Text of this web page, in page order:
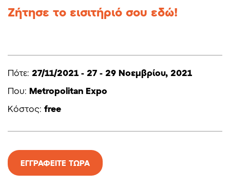
Ζήτησε το εισιτήριό σου εδώ!
Πότε: 27/11/2021 - 27 - 29 Νοεμβρίου, 2021
Πoυ: Metropolitan Expo
Kόστος: free
EΓΓΡΑΦΕΙΤΕ ΤΩΡΑ